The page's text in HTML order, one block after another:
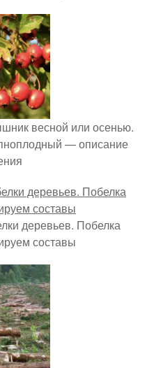
весной или осенью.
— описание
деревьев. Побелка
составы